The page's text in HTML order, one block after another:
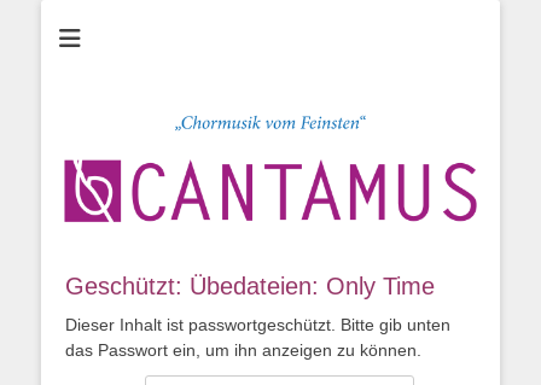
Geschützt: Übedateien: Only Time
Dieser Inhalt ist passwortgeschützt. Bitte gib unten
das Passwort ein, um ihn anzeigen zu können.